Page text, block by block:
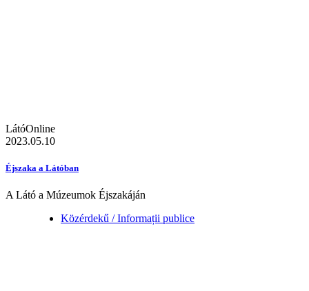
LátóOnline
2023.05.10
Éjszaka a Látóban
A Látó a Múzeumok Éjszakáján
Közérdekű / Informații publice